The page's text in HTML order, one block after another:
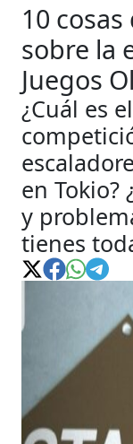
10
sobre la
Juegos
¿Cuál es
en Tokio?
y
tienes